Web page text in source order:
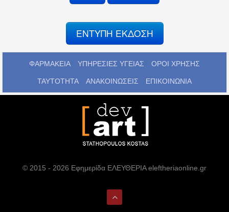
ΕΝΤΥΠΗ ΕΚΔΟΣΗ
ΦΑΡΜΑΚΕΙΑ ΥΠΗΡΕΣΙΕΣ ΥΓΕΙΑΣ ΟΡΟΙ ΧΡΗΣΗΣ
ΤΑΥΤΟΤΗΤΑ ΑΝΑΚΟΙΝΩΣΕΙΣ ΕΠΙΚΟΙΝΩΝΙΑ
© 2015 - 2026 Εφημερίδα ΕΛΕΥΘΕΡΙΑ eleftheriaonline.gr